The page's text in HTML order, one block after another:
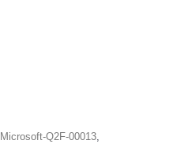
Microsoft-Q2F-00013